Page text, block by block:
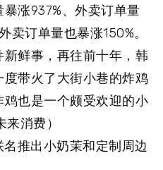
涨937%、外卖订单量
卖订单量也暴涨150%。
鲜事，再往前十年，韩
带火了大街小巷的炸鸡
也是一个颇受欢迎的小
消费）
推出小奶茉和定制周边